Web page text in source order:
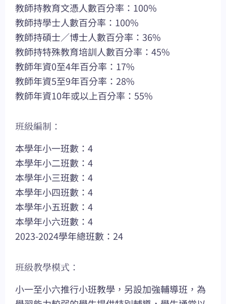
教師持教育文憑人數百分率：100%
教師持學士人數百分率：100%
教師持碩士／博士人數百分率：36%
教師持特殊教育培訓人數百分率：45%
教師年資0至4年百分率：17%
教師年資5至9年百分率：28%
教師年資10年或以上百分率：55%
班級編制：
本學年小一班數：4
本學年小二班數：4
本學年小三班數：4
本學年小四班數：4
本學年小五班數：4
本學年小六班數：4
2023-2024學年總班數：24
班級教學模式：
小一至小六推行小班教學，另設加強輔導班，為